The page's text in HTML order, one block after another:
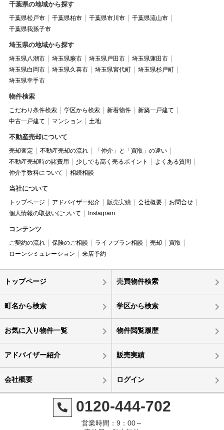
千葉県の地域から探す
千葉県松戸市 千葉県柏市 千葉県市川市
千葉県流山市
千葉県我孫子市
埼玉県の地域から探す
埼玉県八潮市 埼玉県蕨市 埼玉県戸田市
埼玉県蓮田市
埼玉県白岡市
埼玉県久喜市 埼玉県宮代町
埼玉県杉戸町
埼玉県幸手市
物件検索
こだわり条件検索 学区から検索 新着物件
新築一戸建て
中古一戸建て
マンション 土地
不動産売却について
売却査定 不動産売却の流れ
「仲介」と「買取」の違い
不動産売却時の諸費用
少しでも高く売るポイント
よくある質問
仲介手数料について
相続相談
当社について
トップページ アドバイザー紹介 販売実績 会社概要
お問合せ
個人情報の取扱いについて
Instagram
コンテンツ
ご契約の流れ 保険のご相談 ライフプラン相談 売却
買取
ローンシミュレーション
来店予約
トップページ 売買物件検索
町名から検索 学区から検索
お気に入り物件一覧 物件閲覧履歴
アドバイザー紹介 販売実績
会社概要 ログイン
0120-444-702
営業時間：9：00～